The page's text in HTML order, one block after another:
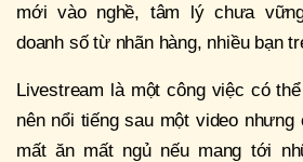
mới vào nghề, tâm lý chưa
doanh số từ nhãn hàng, nhiều bạn
Livestream là một công việc có
nên nổi tiếng sau một video nhưng
mất ăn mất ngủ nếu mang tới